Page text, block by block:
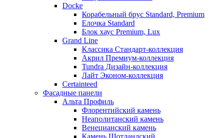
Docke
Корабельный брус Standard, Premium
Елочка Standard
Блок хаус Premium, Lux
Grand Line
Классика Стандарт-коллекция
Акрил Премиум-коллекция
Tundra Дизайн-коллекция
Лайт Эконом-коллекция
Certainteed
Фасадные панели
Альта Профиль
Флорентийский камень
Неаполитанский камень
Венецианский камень